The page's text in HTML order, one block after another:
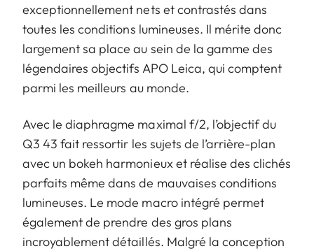
exceptionnellement nets et contrastés dans
toutes les conditions lumineuses. Il mérite donc
largement sa place au sein de la gamme des
légendaires objectifs APO Leica, qui comptent
parmi les meilleurs au monde.
Avec le diaphragme maximal f/2, l’objectif du
Q3 43 fait ressortir les sujets de l’arrière-plan
avec un bokeh harmonieux et réalise des clichés
parfaits même dans de mauvaises conditions
lumineuses. Le mode macro intégré permet
également de prendre des gros plans
incroyablement détaillés. Malgré la conception